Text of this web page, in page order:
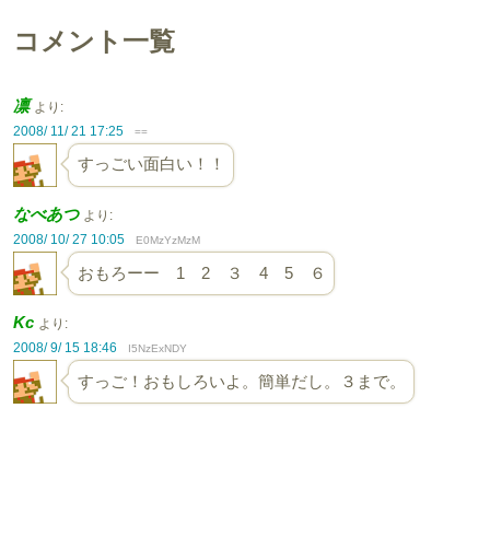
コメント一覧
凛 より:
2008/ 11/ 21 17:25
==
すっごい面白い！！
なべあつ より:
2008/ 10/ 27 10:05
E0MzYzMzM
おもろーー 1 2 ３ 4 5 ６
Kc より:
2008/ 9/ 15 18:46
I5NzExNDY
すっご！おもしろいよ。簡単だし。３まで。